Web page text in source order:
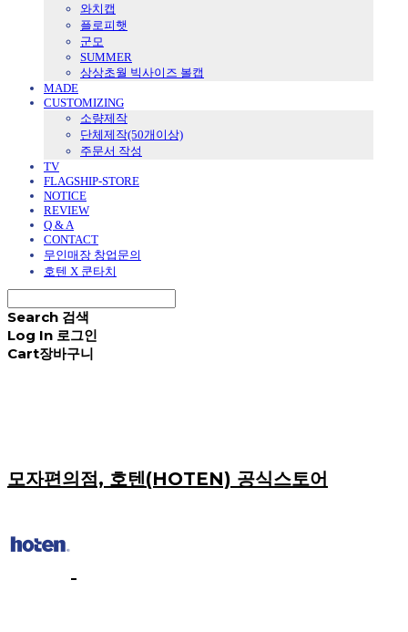
와치캡
플로피햇
군모
SUMMER
상상초월 빅사이즈 볼캡
MADE
CUSTOMIZING
소량제작
단체제작(50개이상)
주문서 작성
TV
FLAGSHIP-STORE
NOTICE
REVIEW
Q & A
CONTACT
무인매장 창업문의
호텐 X 쿤타치
Search 검색
Log In 로그인
Cart장바구니
모자편의점, 호텐(HOTEN) 공식스토어